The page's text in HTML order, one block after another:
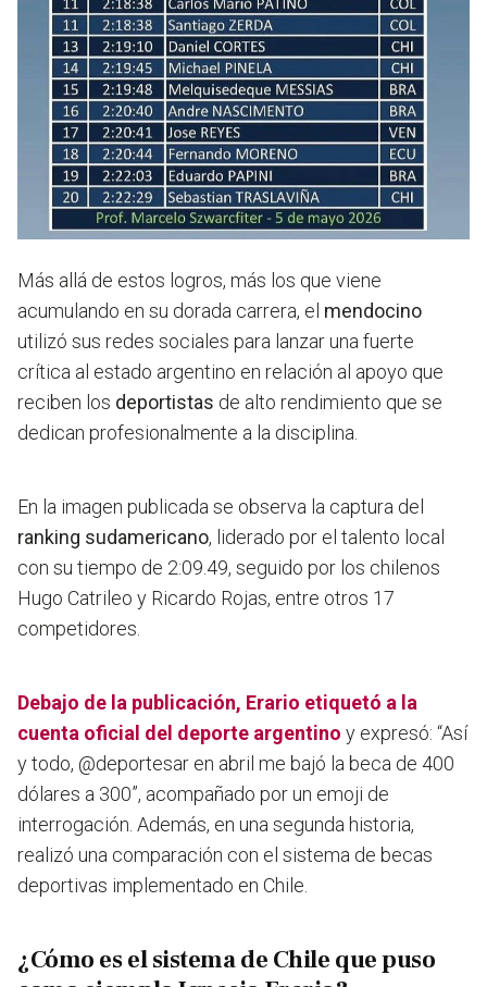
Más allá de estos logros, más los que viene
acumulando en su dorada carrera, el mendocino
utilizó sus redes sociales para lanzar una fuerte
crítica al estado argentino en relación al apoyo que
reciben los deportistas de alto rendimiento que se
dedican profesionalmente a la disciplina.
En la imagen publicada se observa la captura del
ranking sudamericano, liderado por el talento local
con su tiempo de 2:09.49, seguido por los chilenos
Hugo Catrileo y Ricardo Rojas, entre otros 17
competidores.
Debajo de la publicación, Erario etiquetó a la
cuenta oficial del deporte argentino y expresó: “Así
y todo, @deportesar en abril me bajó la beca de 400
dólares a 300”, acompañado por un emoji de
interrogación. Además, en una segunda historia,
realizó una comparación con el sistema de becas
deportivas implementado en Chile.
¿Cómo es el sistema de Chile que puso